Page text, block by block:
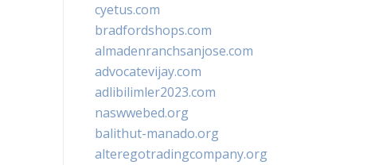
cyetus.com
bradfordshops.com
almadenranchsanjose.com
advocatevijay.com
adlibilimler2023.com
naswwebed.org
balithut-manado.org
alteregotradingcompany.org